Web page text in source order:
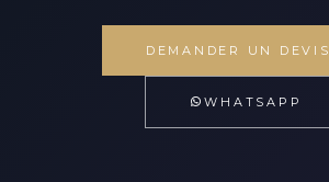
DEMANDER UN DEVIS
WHATSAPP